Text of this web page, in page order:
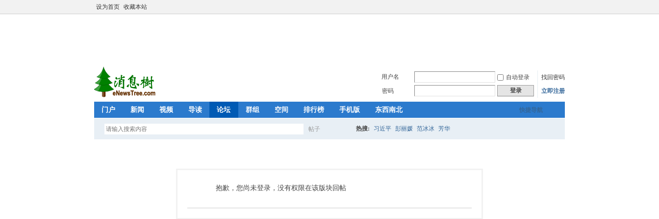
设为首页 收藏本站
用户名 自动登录
找回密码
密码
登录 立即注册
快捷导航
门户 新闻 视频 导读 论坛 群组 空间 排行榜 手机版 东西南北
帖子
索
热搜: 习近平 彭丽媛 范冰冰 芳华
抱歉，您尚未登录，没有权限在该版块回帖